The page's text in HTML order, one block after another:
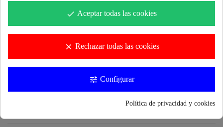
CARACTERÍSTICAS Y BENEFICIOS
done Aceptar todas las cookies
clear Rechazar todas las cookies
tune Configurar
Política de privacidad y cookies